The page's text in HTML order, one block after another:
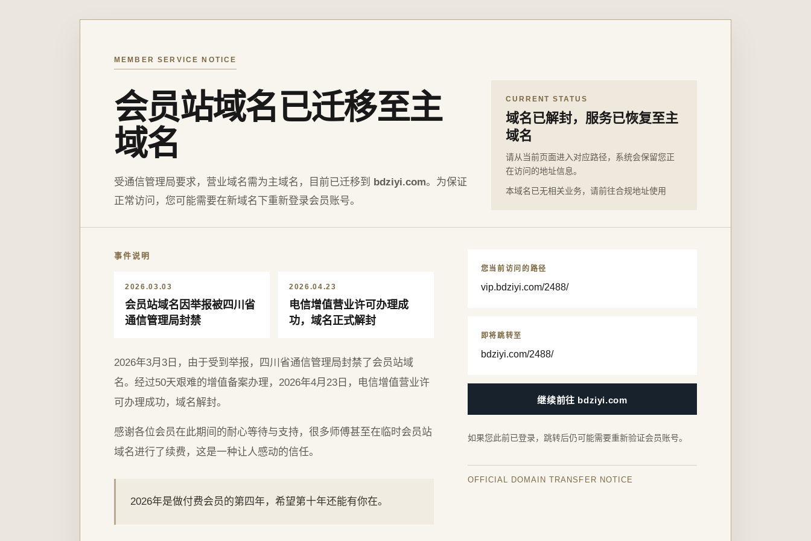
MEMBER SERVICE NOTICE
会员站域名已迁移至主
域名
受通信管理局要求，营业域名需为主域名，目前已迁移到 bdziyi.com。为保证
正常访问，您可能需要在新域名下重新登录会员账号。
CURRENT STATUS
域名已解封，服务已恢复至主
域名
请从当前页面进入对应路径，系统会保留您正
在访问的地址信息。
本域名已无相关业务，请前往合规地址使用
事件说明
2026.03.03
会员站域名因举报被四川省
通信管理局封禁
2026.04.23
电信增值营业许可办理成
功，域名正式解封
2026年3月3日，由于受到举报，四川省通信管理局封禁了会员站域
名。经过50天艰难的增值备案办理，2026年4月23日，电信增值营业许
可办理成功，域名解封。
感谢各位会员在此期间的耐心等待与支持，很多师傅甚至在临时会员站
域名进行了续费，这是一种让人感动的信任。
2026年是做付费会员的第四年，希望第十年还能有你在。
您当前访问的路径
vip.bdziyi.com/2488/
即将跳转至
bdziyi.com/2488/
继续前往 bdziyi.com
如果您此前已登录，跳转后仍可能需要重新验证会员账号。
OFFICIAL DOMAIN TRANSFER NOTICE